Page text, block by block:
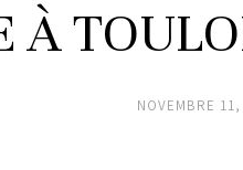
À
NOVEMBRE